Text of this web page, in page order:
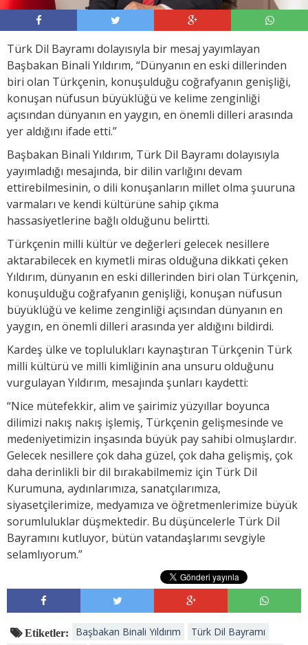
Türk Dil Bayramı dolayısıyla bir mesaj yayımlayan
Başbakan Binali Yıldırım, “Dünyanın en eski dillerinden
biri olan Türkçenin, konuşulduğu coğrafyanın genişliği,
konuşan nüfusun büyüklüğü ve kelime zenginliği
açısından dünyanın en yaygın, en önemli dilleri arasında
yer aldığını ifade etti.”
Başbakan Binali Yıldırım, Türk Dil Bayramı dolayısıyla
yayımladığı mesajında, bir dilin varlığını devam
ettirebilmesinin, o dili konuşanların millet olma şuuruna
varmaları ve kendi kültürüne sahip çıkma
hassasiyetlerine bağlı olduğunu belirtti.
Türkçenin milli kültür ve değerleri gelecek nesillere
aktarabilecek en kıymetli miras olduğuna dikkati çeken
Yıldırım, dünyanın en eski dillerinden biri olan Türkçenin,
konuşulduğu coğrafyanın genişliği, konuşan nüfusun
büyüklüğü ve kelime zenginliği açısından dünyanın en
yaygın, en önemli dilleri arasında yer aldığını bildirdi.
Kardeş ülke ve toplulukları kaynaştıran Türkçenin Türk
milli kültürü ve milli kimliğinin ana unsuru olduğunu
vurgulayan Yıldırım, mesajında şunları kaydetti:
“Nice mütefekkir, alim ve şairimiz yüzyıllar boyunca
dilimizi nakış nakış işlemiş, Türkçenin gelişmesinde ve
medeniyetimizin inşasında büyük pay sahibi olmuşlardır.
Gelecek nesillere çok daha güzel, çok daha gelişmiş, çok
daha derinlikli bir dil bırakabilmemiz için Türk Dil
Kurumuna, aydınlarımıza, sanatçılarımıza,
siyasetçilerimize, medyamıza ve öğretmenlerimize büyük
sorumluluklar düşmektedir. Bu düşüncelerle Türk Dil
Bayramını kutluyor, bütün vatandaşlarımı sevgiyle
selamlıyorum.”
Etiketler: Başbakan Binali Yıldırım
Türk Dil Bayramı